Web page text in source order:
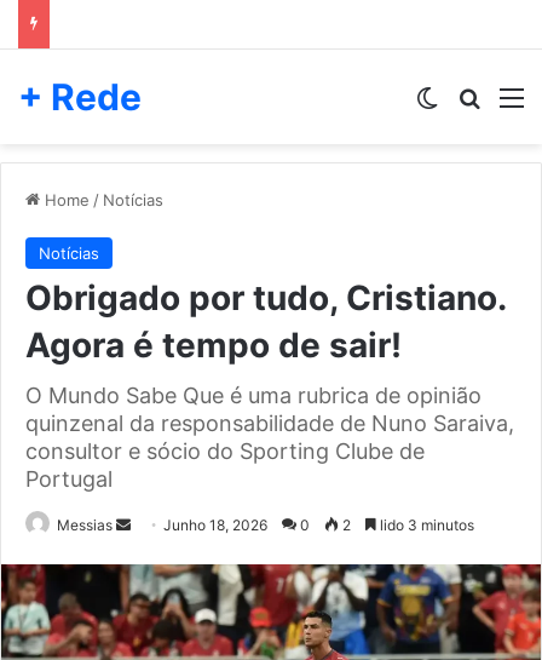
+ Rede Switch skin
Home / Notícias
Notícias
Obrigado por tudo, Cristiano.
Agora é tempo de sair!
O Mundo Sabe Que é uma rubrica de opinião
quinzenal da responsabilidade de Nuno Saraiva,
consultor e sócio do Sporting Clube de
Portugal
Messias
Send
email
Junho 18, 2026 0 2 lido 3 minutos